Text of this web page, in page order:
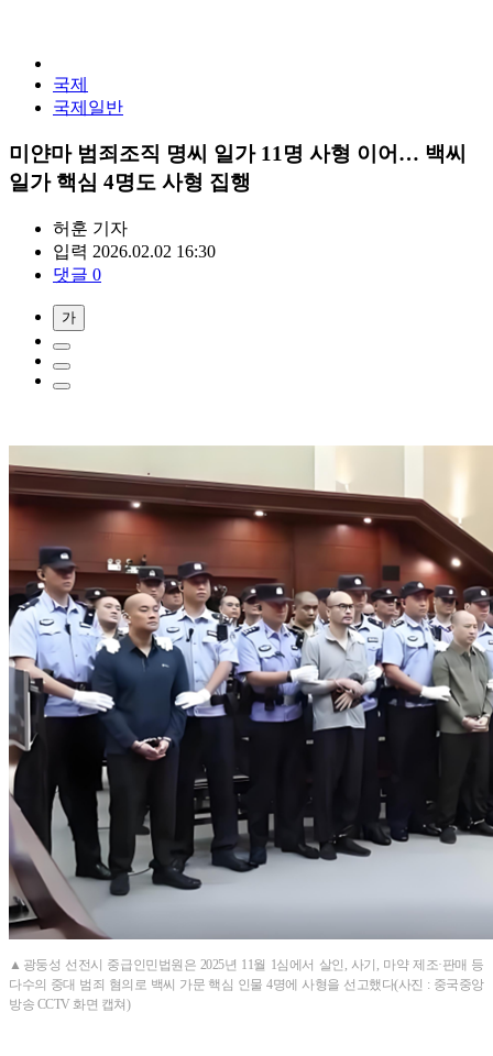
국제
국제일반
미얀마 범죄조직 명씨 일가 11명 사형 이어… 백씨
일가 핵심 4명도 사형 집행
허훈 기자
입력 2026.02.02 16:30
댓글 0
가
▲광둥성 선전시 중급인민법원은 2025년 11월 1심에서 살인, 사기, 마약 제조·판매 등
다수의 중대 범죄 혐의로 백씨 가문 핵심 인물 4명에 사형을 선고했다(사진 : 중국중앙
방송 CCTV 화면 캡쳐)